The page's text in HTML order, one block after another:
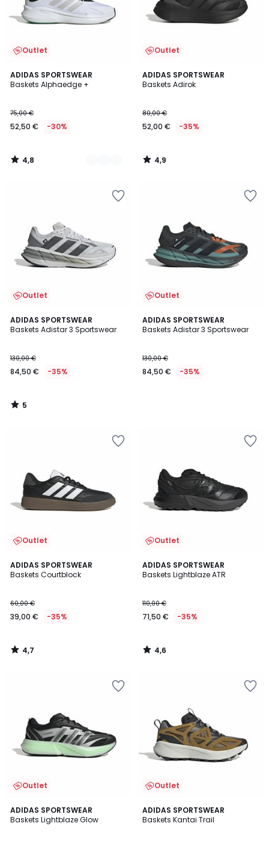
Outlet
ADIDAS SPORTSWEAR
Baskets Alphaedge +
75,00 €
52,50 € -30%
4,8
/ 5
3
Couleurs
4,8
/
Outlet
ADIDAS SPORTSWEAR
Baskets Adirok
80,00 €
52,00 € -35%
4,9
/ 5
4,9
/
Outlet
ADIDAS SPORTSWEAR
Baskets Adistar 3 Sportswear
130,00 €
84,50 € -35%
5
/
5
/
Outlet
ADIDAS SPORTSWEAR
Baskets Adistar 3 Sportswear
130,00 €
84,50 € -35%
Outlet
ADIDAS SPORTSWEAR
Baskets Courtblock
60,00 €
39,00 € -35%
4,7
/ 5
4,7
/
Outlet
ADIDAS SPORTSWEAR
Baskets Lightblaze ATR
110,00 €
71,50 € -35%
4,6
/ 5
4,6
/
Outlet
ADIDAS SPORTSWEAR
Baskets Lightblaze Glow
Outlet
ADIDAS SPORTSWEAR
Baskets Kantai Trail
4,7
/ 5
2
Couleurs